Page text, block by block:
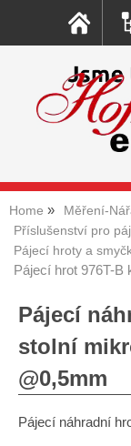
Home Měření-
Příslušenství pro
Pájecí hroty a
Pájecí hrot 976T-B
Pájecí
stolní
@0,5mm
Pájecí náhradní